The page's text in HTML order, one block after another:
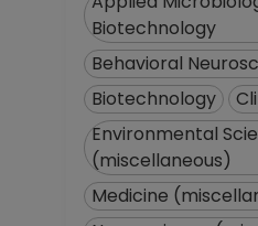
Biotechnology
Behavioral
Biotechnology
Environmental
(miscellaneous)
Medicine